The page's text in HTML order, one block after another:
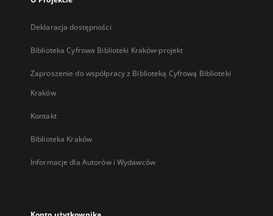
Deklaracja dostępności
Biblioteka Cyfrowa Biblioteki Kraków-projekt
Zaproszenie do współpracy z Biblioteką Cyfrową Biblioteki
Kraków
Kontakt
Biblioteka Kraków
Informacje dla Autorów i Wydawców